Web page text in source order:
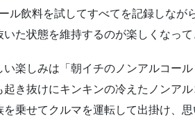
ル飲料を試してすべてを記録しなが
た状態を維持するのが楽しくなって
楽しみは「朝イチのノンアルコー
き抜けにキンキンの冷えたノンア
乗せてクルマを運転して出掛け、